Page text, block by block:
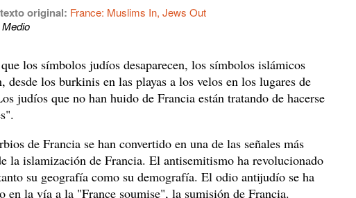
original: France: Muslims In, Jews Out
los símbolos judíos desaparecen, los símbolos islámicos
desde los burkinis en las playas a los velos en los lugares de
judíos que no han huido de Francia están tratando de hacerse
de Francia se han convertido en una de las señales más
la islamización de Francia. El antisemitismo ha revolucionado
su geografía como su demografía. El odio antijudío se ha
en la vía a la "France soumise", la sumisión de Francia.